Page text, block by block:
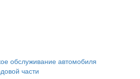
обслуживание автомобиля
части